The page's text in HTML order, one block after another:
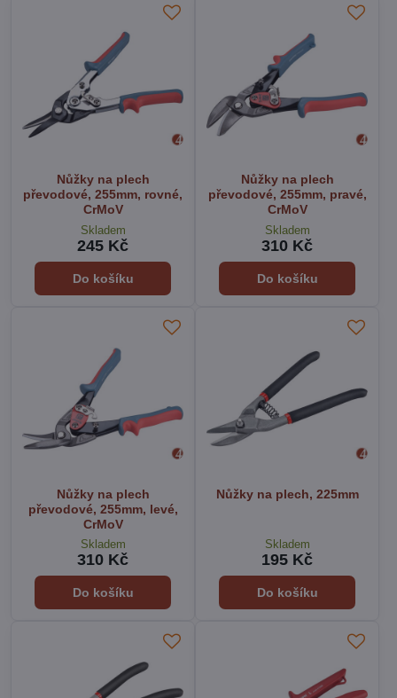
Nůžky na plech
převodové, 255mm, rovné,
CrMoV
Skladem
245 Kč
Do košíku
Nůžky na plech
převodové, 255mm, pravé,
CrMoV
Skladem
310 Kč
Do košíku
Nůžky na plech
převodové, 255mm, levé,
CrMoV
Skladem
310 Kč
Do košíku
Nůžky na plech, 225mm
Skladem
195 Kč
Do košíku